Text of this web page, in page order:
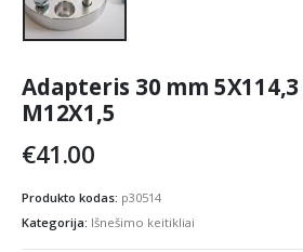
Adapteris 30 mm 5X114,3
M12X1,5
€41.00
Produkto kodas: p30514
Kategorija: Išnešimo keitikliai